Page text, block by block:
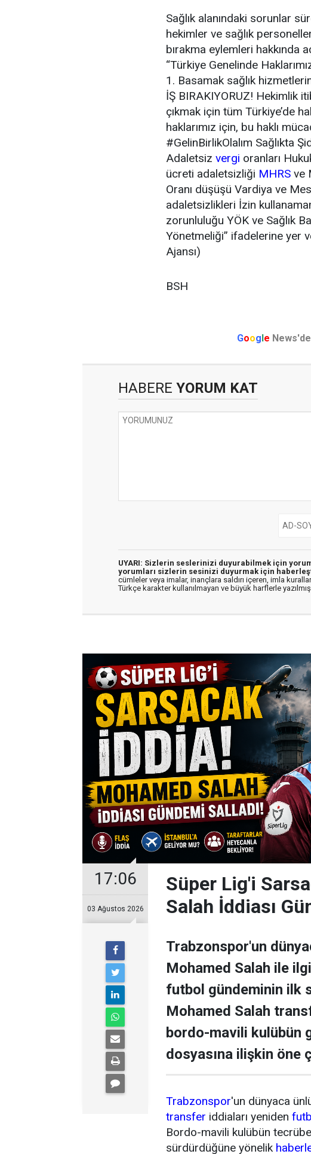
Sağlık alanındaki sorunlar
hekimler ve sağlık
bırakma eylemleri hakkında
“Türkiye Genelinde
1. Basamak sağlık
İŞ BIRAKIYORUZ! Hekimlik
çıkmak için tüm Türkiye’de
haklarımız için, bu haklı
#GelinBirlikOlalım Sağlıkta
Adaletsiz vergi oranları
ücreti adaletsizliği MHRS ve
Oranı düşüşü Vardiya ve
adaletsizlikleri İzin
zorunluluğu YÖK ve Sağlık
Yönetmeliği” ifadelerine yer
Ajansı)
BSH
Google
HABERE YORUM KAT
UYARI: Sizlerin seslerinizi duyurabilmek için
yorumları sizlerin sesinizi duyurmak için
cümleler veya imalar, inançlara saldırı içeren, imla
Türkçe karakter kullanılmayan ve büyük harflerle
17:06
03 Ağustos 2026
Süper Lig'i
Salah İddiası
Trabzonspor'un
Mohamed Salah ile
futbol gündeminin ilk
Mohamed Salah
bordo-mavili kulübün
dosyasına ilişkin öne
Trabzonspor'un dünyaca ünlü
transfer iddiaları yeniden
Bordo-mavili kulübün
sürdürdüğüne yönelik